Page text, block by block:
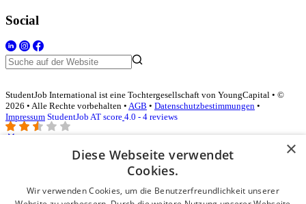
Social
StudentJob International ist eine Tochtergesellschaft von YoungCapital • ©
2026 • Alle Rechte vorbehalten • AGB • Datenschutzbestimmungen •
Impressum StudentJob AT score 4.0 - 4 reviews
Login für Unternehmen
E-Mail*
×
Diese Webseite verwendet
Cookies.
Wir verwenden Cookies, um die Benutzerfreundlichkeit unserer